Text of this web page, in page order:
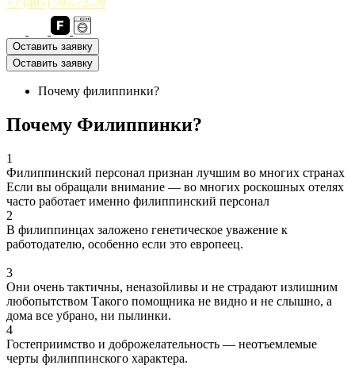
+7 (495) 795-72-79
Оставить заявку
Оставить заявку
Почему филиппинки?
Почему Филиппинки?
1
Филиппинский персонал признан лучшим во многих странах
Если вы обращали внимание — во многих роскошных отелях
часто работает именно филиппинский персонал
2
В филиппинцах заложено генетическое уважение к
работодателю, особенно если это европеец.
3
Они очень тактичны, неназойливы и не страдают излишним
любопытством Такого помощника не видно и не слышно, а
дома все убрано, ни пылинки.
4
Гостеприимство и доброжелательность — неотъемлемые
черты филиппинского характера.